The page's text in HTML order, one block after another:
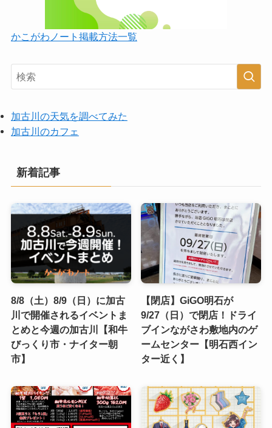
かこがわノート掲載方法一覧
加古川の天気を調べてみた
加古川のカフェ
新着記事
8/8（土）8/9（日）に加古
川で開催されるイベントま
とめと今週の加古川【和牛
びっくり市・ナイター朝
市】
【閉店】GiGO明石が
9/27（日）で閉店！ドライ
ブインながさわ敷地内のゲ
ームセンター【明石西イン
ター近く】